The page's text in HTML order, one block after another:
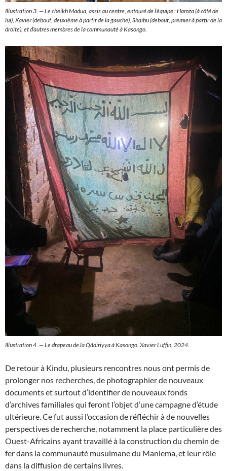
Illustration 3. — Le cheikh Madua, assis au centre, entouré de l’équipe : Hamza (à côté de
lui), Xavier (debout, deuxième à partir de la gauche), Shaibu (debout, premier à partir de la
droite), et d’autres membres de la communauté à Kasongo.
Illustration 4. — Le drapeau de la Qâdiriyya à Kasongo. Xavier Luffin, 2024.
De retour à Kindu, plusieurs rencontres nous ont permis de
prolonger nos recherches, de photographier de nouveaux
documents et surtout d’identifier de nouveaux fonds
d’archives familiales qui feront l’objet d’une campagne d’étude
ultérieure. Ce fut aussi l’occasion de réfléchir à de nouvelles
perspectives de recherche, notamment la place particulière des
Ouest-Africains ayant travaillé à la construction du chemin de
fer dans la communauté musulmane du Maniema, et leur rôle
dans la diffusion de certains livres.